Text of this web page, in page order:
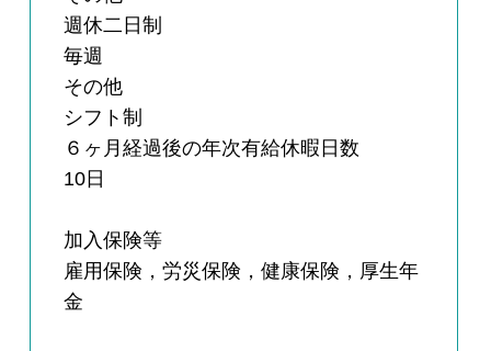
週休二日制
毎週
その他
シフト制
６ヶ月経過後の年次有給休暇日数
10日
加入保険等
雇用保険，労災保険，健康保険，厚生年
金